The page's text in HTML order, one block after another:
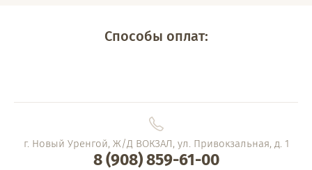
Способы оплат:
г. Новый Уренгой, Ж/Д ВОКЗАЛ, ул. Привокзальная, д. 1
8 (908) 859-61-00